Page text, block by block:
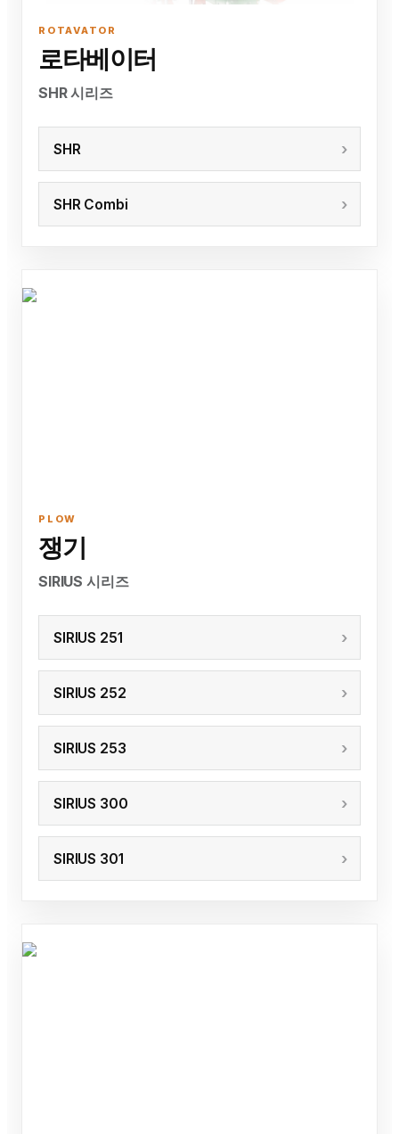
ROTAVATOR
로타베이터
SHR 시리즈
SHR
SHR Combi
PLOW
쟁기
SIRIUS 시리즈
SIRIUS 251
SIRIUS 252
SIRIUS 253
SIRIUS 300
SIRIUS 301